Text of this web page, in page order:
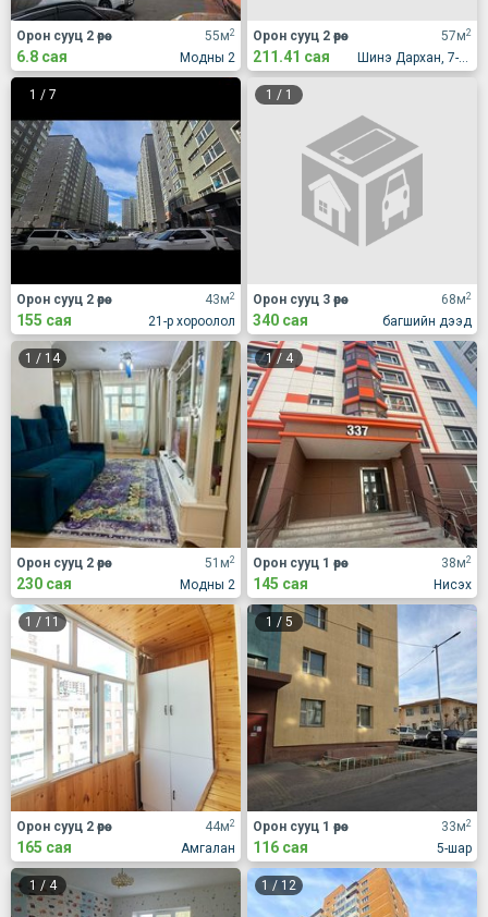
55м2
Модны 2
Орон сууц 2 өрөө
6.8 сая
57м2
Шинэ Дархан, 7-р хороолол, Жүр Үр үйлдвэрийн хажууд
Орон сууц 2 өрөө
211.41 сая
1 / 7
43м2
21-р хороолол
Орон сууц 2 өрөө
155 сая
1 / 1
68м2
багшийн дээд
Орон сууц 3 өрөө
340 сая
1 / 14
51м2
Модны 2
Орон сууц 2 өрөө
230 сая
1/ 4
38м2
Нисэх
Орон сууц 1 өрөө
145 сая
1 / 11
44м2
Амгалан
Орон сууц 2 өрөө
165 сая
1 / 5
33м2
5-шар
Орон сууц 1 өрөө
116 сая
1 / 4 1 / 12